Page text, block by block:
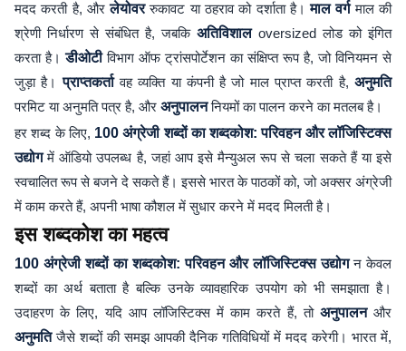
मदद करती है, औरलेयोवररुकावट या ठहराव को दर्शाता है।माल वर्गमाल की
श्रेणी निर्धारण से संबंधित है, जबकि अतिविशालoversized लोड को इंगित
करता है।डीओटीविभाग ऑफ ट्रांसपोर्टेशन का संक्षिप्त रूप है, जो विनियमन से
जुड़ा है।प्राप्तकर्तावह व्यक्ति या कंपनी है जो माल प्राप्त करती है,अनुमति
परमिट या अनुमति पत्र है, और अनुपालननियमों का पालन करने का मतलब है।
हर शब्द के लिए, 100 अंग्रेजी शब्दों का शब्दकोश: परिवहन और लॉजिस्टिक्स
उद्योगमें ऑडियो उपलब्ध है, जहां आप इसे मैन्युअल रूप से चला सकते हैं या इसे
स्वचालित रूप से बजने दे सकते हैं। इससे भारत के पाठकों को, जो अक्सर अंग्रेजी
में काम करते हैं, अपनी भाषा कौशल में सुधार करने में मदद मिलती है।
इस शब्दकोश का महत्व
100 अंग्रेजी शब्दों का शब्दकोश: परिवहन और लॉजिस्टिक्स उद्योगन केवल
शब्दों का अर्थ बताता है बल्कि उनके व्यावहारिक उपयोग को भी समझाता है।
उदाहरण के लिए, यदि आप लॉजिस्टिक्स में काम करते हैं, तो अनुपालनऔर
अनुमतिजैसे शब्दों की समझ आपकी दैनिक गतिविधियों में मदद करेगी। भारत में,